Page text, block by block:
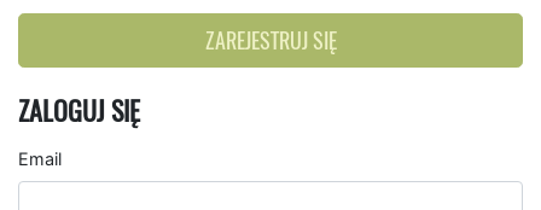
ZAREJESTRUJ SIĘ
ZALOGUJ SIĘ
Email